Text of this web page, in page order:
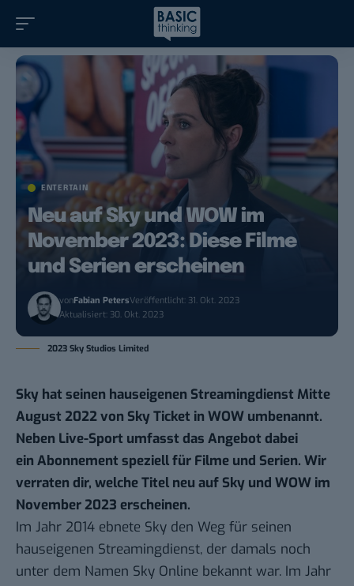
ENTERTAIN
Neu auf Sky und WOW im
November 2023: Diese Filme
und Serien erscheinen
vonFabian PetersVeröffentlicht: 31. Okt. 2023
Aktualisiert: 30. Okt. 2023
2023 Sky Studios Limited
Sky hat seinen hauseigenen Streamingdienst Mitte
August 2022 von Sky Ticket in WOW umbenannt.
Neben Live-Sport umfasst das Angebot dabei
ein Abonnement speziell für Filme und Serien. Wir
verraten dir, welche Titel neu auf Sky und WOW im
November 2023 erscheinen.
Im Jahr 2014 ebnete Sky den Weg für seinen
hauseigenen Streamingdienst, der damals noch
unter dem Namen Sky Online bekannt war. Im Jahr